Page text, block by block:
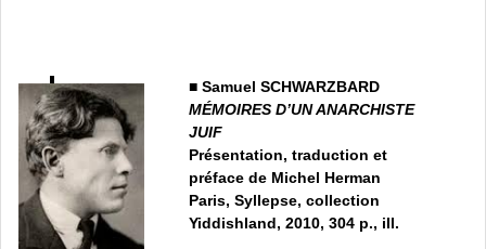
■ Samuel SCHWARZBARD
MÉMOIRES D’UN ANARCHISTE
JUIF
Présentation, traduction et
préface de Michel Herman
Paris, Syllepse, collection
Yiddishland, 2010, 304 p., ill.